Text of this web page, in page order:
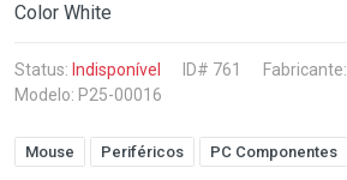
Color White
Status: Indisponível ID# 761 Fabricante:
Modelo: P25-00016
Mouse Periféricos PC Componentes